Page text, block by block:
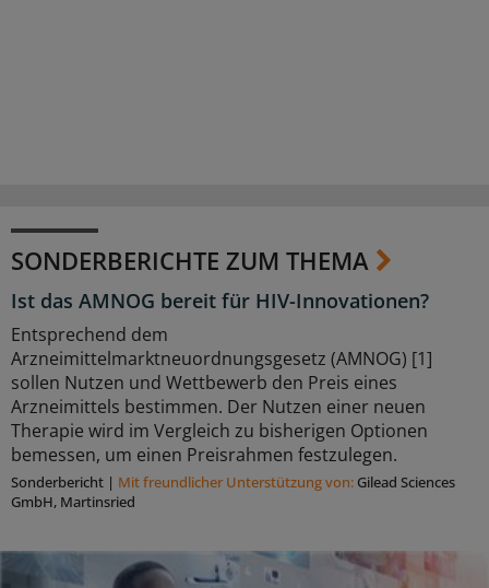
SONDERBERICHTE ZUM THEMA
Ist das AMNOG bereit für HIV-Innovationen?
Entsprechend dem
Arzneimittelmarktneuordnungsgesetz (AMNOG) [1]
sollen Nutzen und Wettbewerb den Preis eines
Arzneimittels bestimmen. Der Nutzen einer neuen
Therapie wird im Vergleich zu bisherigen Optionen
bemessen, um einen Preisrahmen festzulegen.
Sonderbericht | Mit freundlicher Unterstützung von: Gilead Sciences
GmbH, Martinsried